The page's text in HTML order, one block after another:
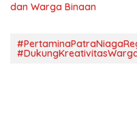
dan Warga Binaan